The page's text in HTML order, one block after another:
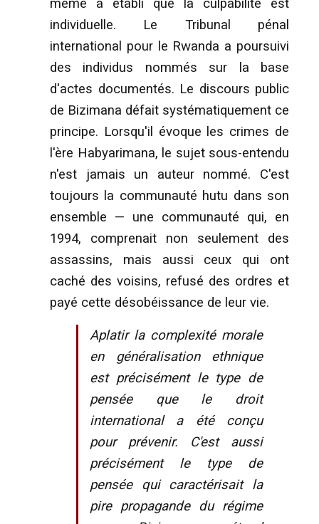
même a établi que la culpabilité est
individuelle. Le Tribunal pénal
international pour le Rwanda a poursuivi
des individus nommés sur la base
d'actes documentés. Le discours public
de Bizimana défait systématiquement ce
principe. Lorsqu'il évoque les crimes de
l'ère Habyarimana, le sujet sous-entendu
n'est jamais un auteur nommé. C'est
toujours la communauté hutu dans son
ensemble — une communauté qui, en
1994, comprenait non seulement des
assassins, mais aussi ceux qui ont
caché des voisins, refusé des ordres et
payé cette désobéissance de leur vie.
Aplatir la complexité morale
en généralisation ethnique
est précisément le type de
pensée que le droit
international a été conçu
pour prévenir. C'est aussi
précisément le type de
pensée qui caractérisait la
pire propagande du régime